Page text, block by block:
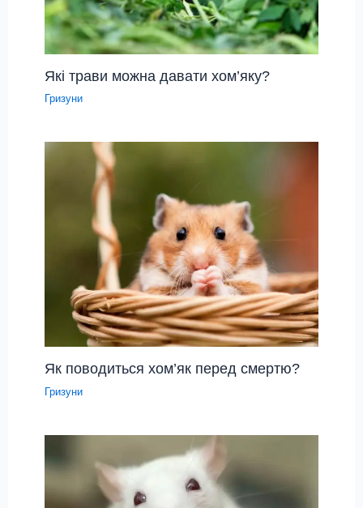
Які трави можна давати хом’яку?
Гризуни
Як поводиться хом’як перед смертю?
Гризуни